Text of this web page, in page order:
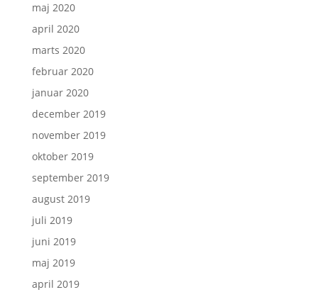
maj 2020
april 2020
marts 2020
februar 2020
januar 2020
december 2019
november 2019
oktober 2019
september 2019
august 2019
juli 2019
juni 2019
maj 2019
april 2019